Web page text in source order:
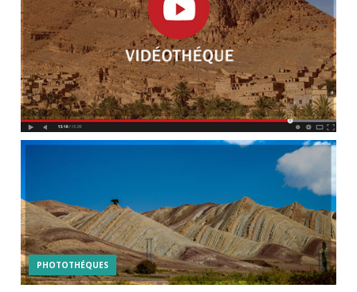
PHOTOTHÉQUES